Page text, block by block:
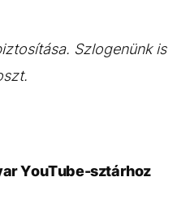
Szlogenünk is
YouTube-sztárhoz